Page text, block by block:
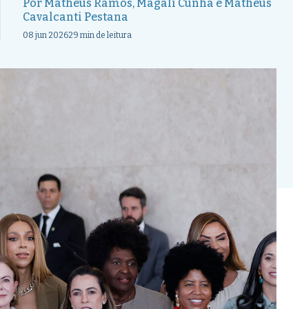
Por Matheus Ramos, Magali Cunha e Matheus
Cavalcanti Pestana
08 jun 202629 min de leitura